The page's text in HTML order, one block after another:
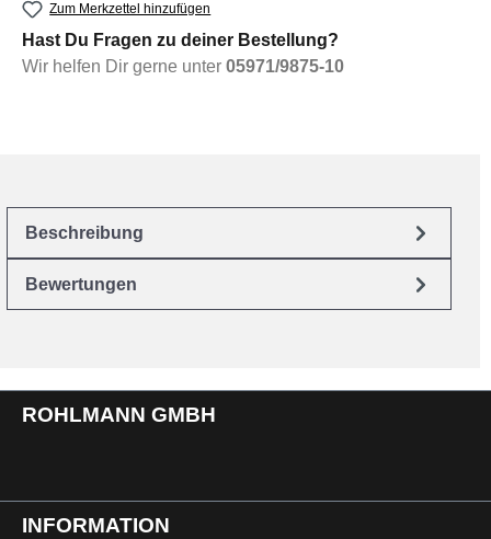
Zum Merkzettel hinzufügen
Hast Du Fragen zu deiner Bestellung?
Wir helfen Dir gerne unter 05971/9875-10
Beschreibung
Bewertungen
ROHLMANN GMBH
INFORMATION